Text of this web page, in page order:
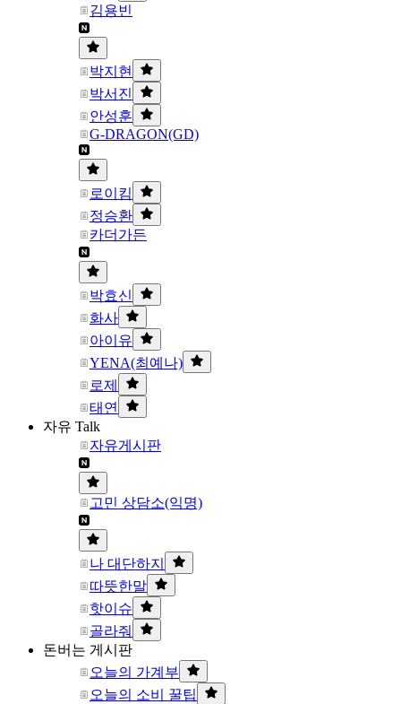
김용빈
박지현
박서진
안성훈
G-DRAGON(GD)
로이킴
정승환
카더가든
박효신
화사
아이유
YENA(최예나)
로제
태연
자유 Talk
자유게시판
고민 상담소(익명)
나 대단하지
따뜻한말
핫이슈
골라줘
돈버는 게시판
오늘의 가계부
오늘의 소비 꿀팁